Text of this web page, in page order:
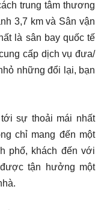
trung tâm thương
3,7 km và Sân vận
là sân bay quốc tế
cấp dịch vụ đưa/
những đổi lại, bạn
sự thoải mái nhất
chỉ mang đến một
phố, khách đến với
tận hưởng một